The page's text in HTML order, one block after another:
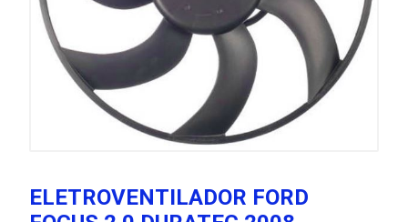
ELETROVENTILADOR FORD